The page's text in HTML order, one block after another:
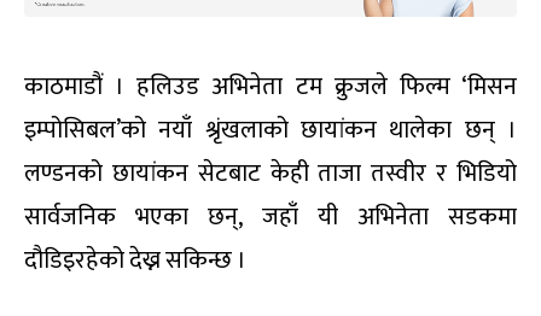
काठमाडौं । हलिउड अभिनेता टम क्रुजले फिल्म ‘मिसन
इम्पोसिबल’को नयाँ श्रृंखलाको छायांकन थालेका छन् ।
लण्डनको छायांकन सेटबाट केही ताजा तस्वीर र भिडियो
सार्वजनिक भएका छन्, जहाँ यी अभिनेता सडकमा
दौडिइरहेको देख्न सकिन्छ ।